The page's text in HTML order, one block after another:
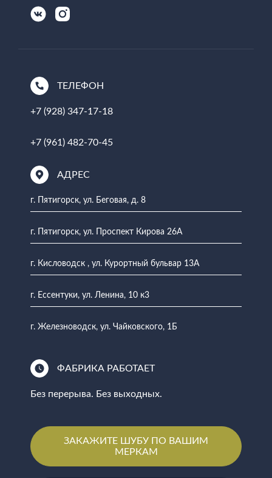
ТЕЛЕФОН
+7 (928) 347-17-18
+7 (961) 482-70-45
АДРЕС
г. Пятигорск, ул. Беговая, д. 8
г. Пятигорск, ул. Проспект Кирова 26А
г. Кисловодск , ул. Курортный бульвар 13А
г. Ессентуки, ул. Ленина, 10 к3
г. Железноводск, ул. Чайковского, 1Б
ФАБРИКА РАБОТАЕТ
Без перерыва. Без выходных.
ЗАКАЖИТЕ ШУБУ ПО ВАШИМ
МЕРКАМ